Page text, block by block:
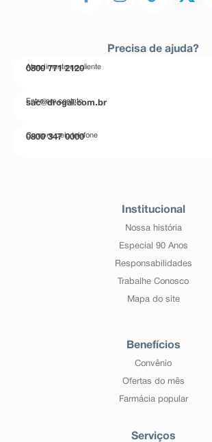
Precisa de ajuda?
Atendimento ao cliente
0800 771 2120
Entre em contato
sac@drogal.com.br
Compre pelo telefone
0800 347 0000
Institucional
Nossa história
Especial 90 Anos
Responsabilidades
Trabalhe Conosco
Mapa do site
Benefícios
Convênio
Ofertas do mês
Farmácia popular
Serviços